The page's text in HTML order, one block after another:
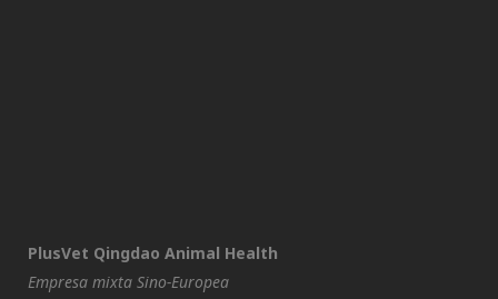
PlusVet Qingdao Animal Health
Empresa mixta Sino-Europea